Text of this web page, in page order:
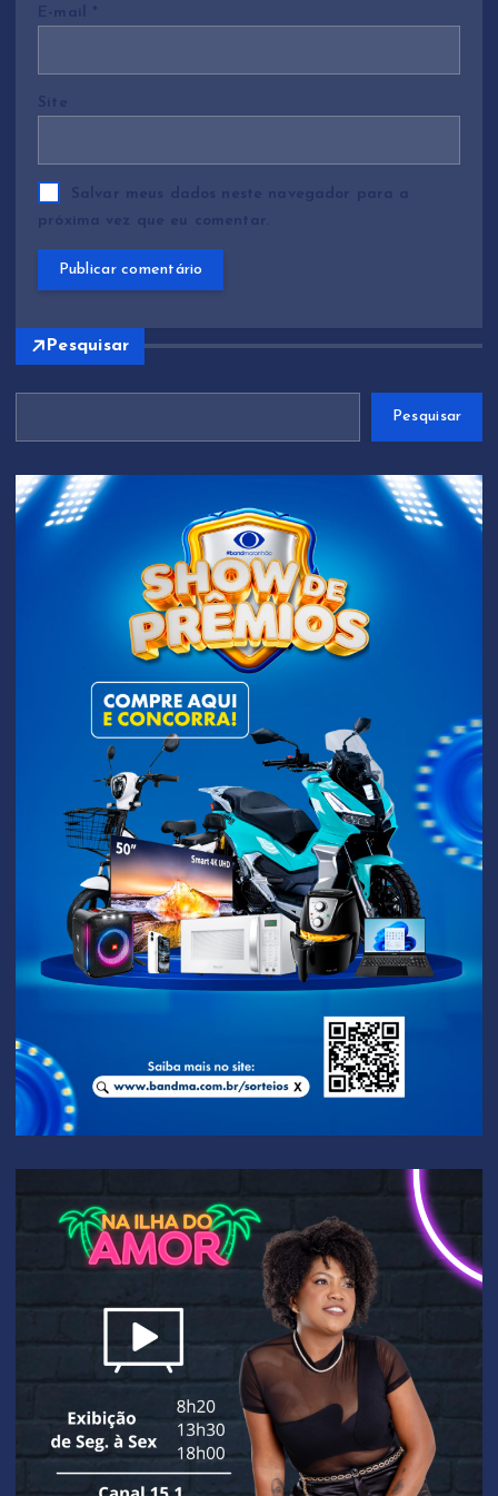
E-mail *
Site
Salvar meus dados neste navegador para a
próxima vez que eu comentar.
Pesquisar
Pesquisar